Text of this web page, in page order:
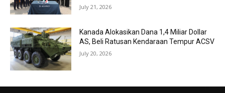
July 21, 2026
Kanada Alokasikan Dana 1,4 Miliar Dollar
AS, Beli Ratusan Kendaraan Tempur ACSV
July 20, 2026